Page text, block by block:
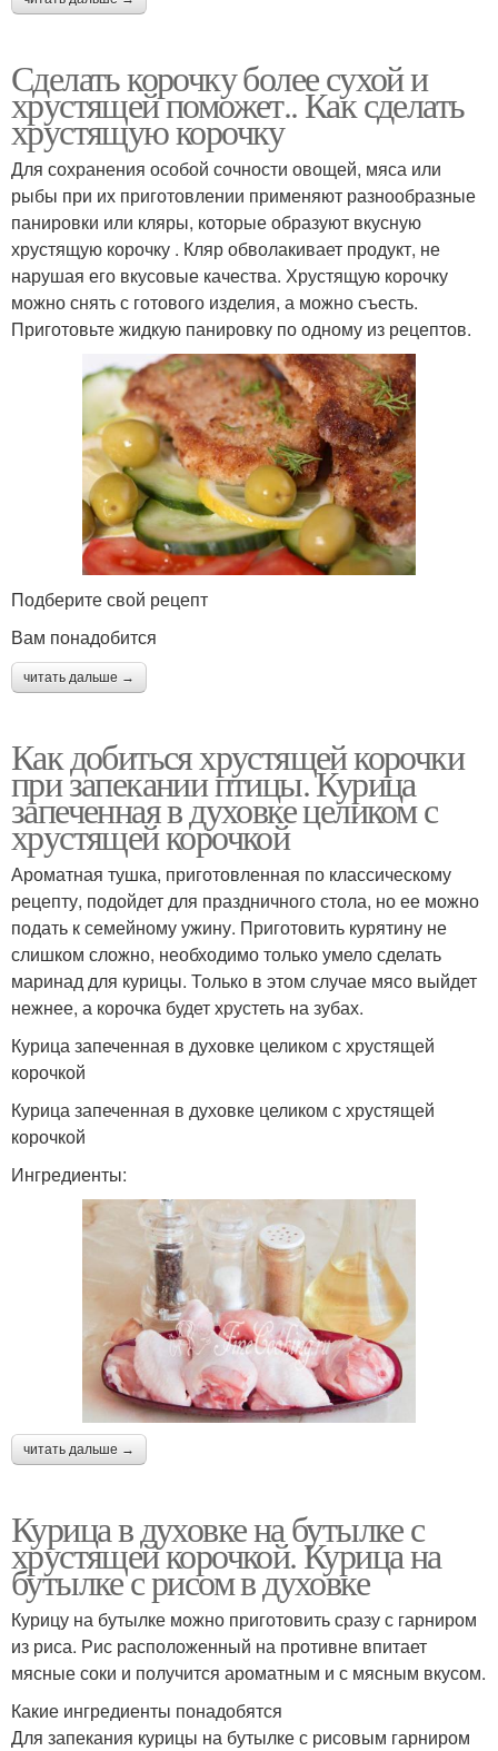
Сделать корочку более сухой и
хрустящей поможет.. Как сделать
хрустящую корочку
Для сохранения особой сочности овощей, мяса или
рыбы при их приготовлении применяют разнообразные
панировки или кляры, которые образуют вкусную
хрустящую корочку . Кляр обволакивает продукт, не
нарушая его вкусовые качества. Хрустящую корочку
можно снять с готового изделия, а можно съесть.
Приготовьте жидкую панировку по одному из рецептов.
Подберите свой рецепт
Вам понадобится
читать дальше →
Как добиться хрустящей корочки
при запекании птицы. Курица
запеченная в духовке целиком с
хрустящей корочкой
Ароматная тушка, приготовленная по классическому
рецепту, подойдет для праздничного стола, но ее можно
подать к семейному ужину. Приготовить курятину не
слишком сложно, необходимо только умело сделать
маринад для курицы. Только в этом случае мясо выйдет
нежнее, а корочка будет хрустеть на зубах.
Курица запеченная в духовке целиком с хрустящей
корочкой
Курица запеченная в духовке целиком с хрустящей
корочкой
Ингредиенты:
читать дальше →
Курица в духовке на бутылке с
хрустящей корочкой. Курица на
бутылке с рисом в духовке
Курицу на бутылке можно приготовить сразу с гарниром
из риса. Рис расположенный на противне впитает
мясные соки и получится ароматным и с мясным вкусом.
Какие ингредиенты понадобятся
Для запекания курицы на бутылке с рисовым гарниром